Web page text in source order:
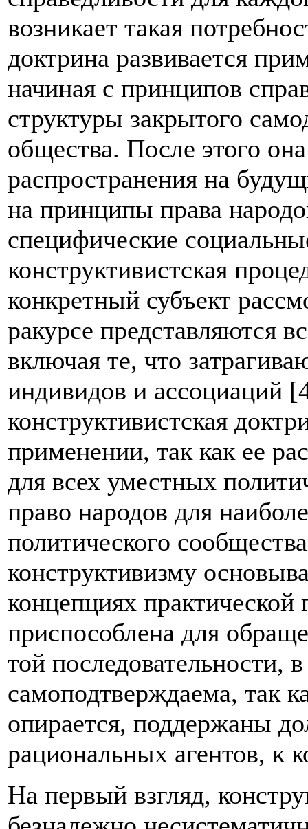
возникает такая
доктрина развивается
начиная с принципов
структуры закрытого
общества. После этого
распространения на
на принципы права
специфические
конструктивистская
конкретный субъект
ракурсе представляются
включая те, что
индивидов и ассоциаций
конструктивистская
применении, так как ее
для всех уместных
право народов для
политического
конструктивизму
концепциях
приспособлена для
той последовательности,
самоподтверждаема, так
опирается, поддержаны
рациональных агентов, к
На первый взгляд,